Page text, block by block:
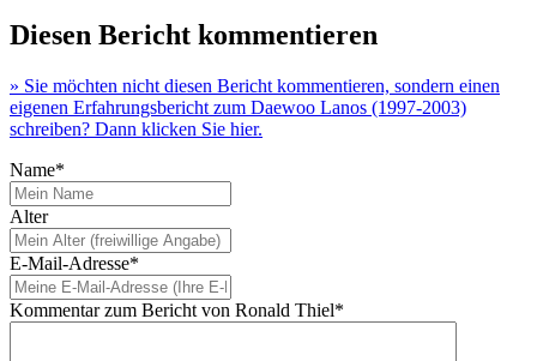
Diesen Bericht kommentieren
» Sie möchten nicht diesen Bericht kommentieren, sondern einen
eigenen Erfahrungsbericht zum Daewoo Lanos (1997-2003)
schreiben? Dann klicken Sie hier.
Name*
Alter
E-Mail-Adresse*
Kommentar zum Bericht von Ronald Thiel*